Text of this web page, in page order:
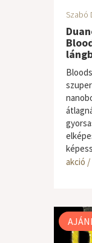
Szabó
akció /